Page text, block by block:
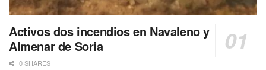
Activos dos incendios en Navaleno y
Almenar de Soria
0 SHARES